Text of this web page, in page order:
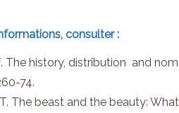
consulter :
The history, distribution and
74.
The beast and the beauty: